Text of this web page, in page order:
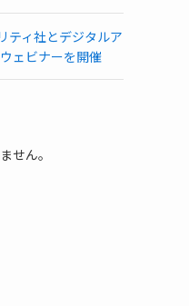
ティ社とデジタルア
ェビナーを開催
せん。